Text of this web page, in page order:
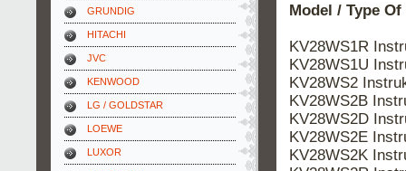
GRUNDIG
HITACHI
JVC
KENWOOD
LG / GOLDSTAR
LOEWE
LUXOR
Model / Type
KV28WS1R
KV28WS1U
KV28WS2
KV28WS2B
KV28WS2D
KV28WS2E
KV28WS2K